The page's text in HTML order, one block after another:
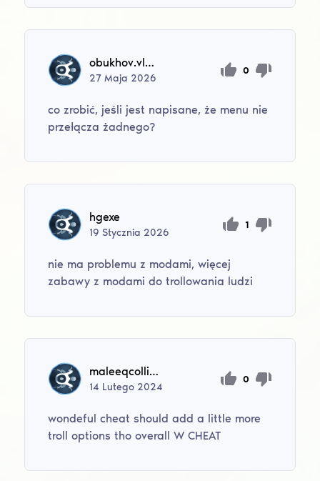
obukhov.vlad1909
27Maja 2026
0
co zrobić, jeśli jest napisane, że menu nie
przełącza żadnego?
hgexe
19Stycznia 2026
1
nie ma problemu z modami, więcej
zabawy z modami do trollowania ludzi
maleeqcollins123
14 Lutego 2024
0
wondeful cheat should add a little more
troll options tho overall W CHEAT